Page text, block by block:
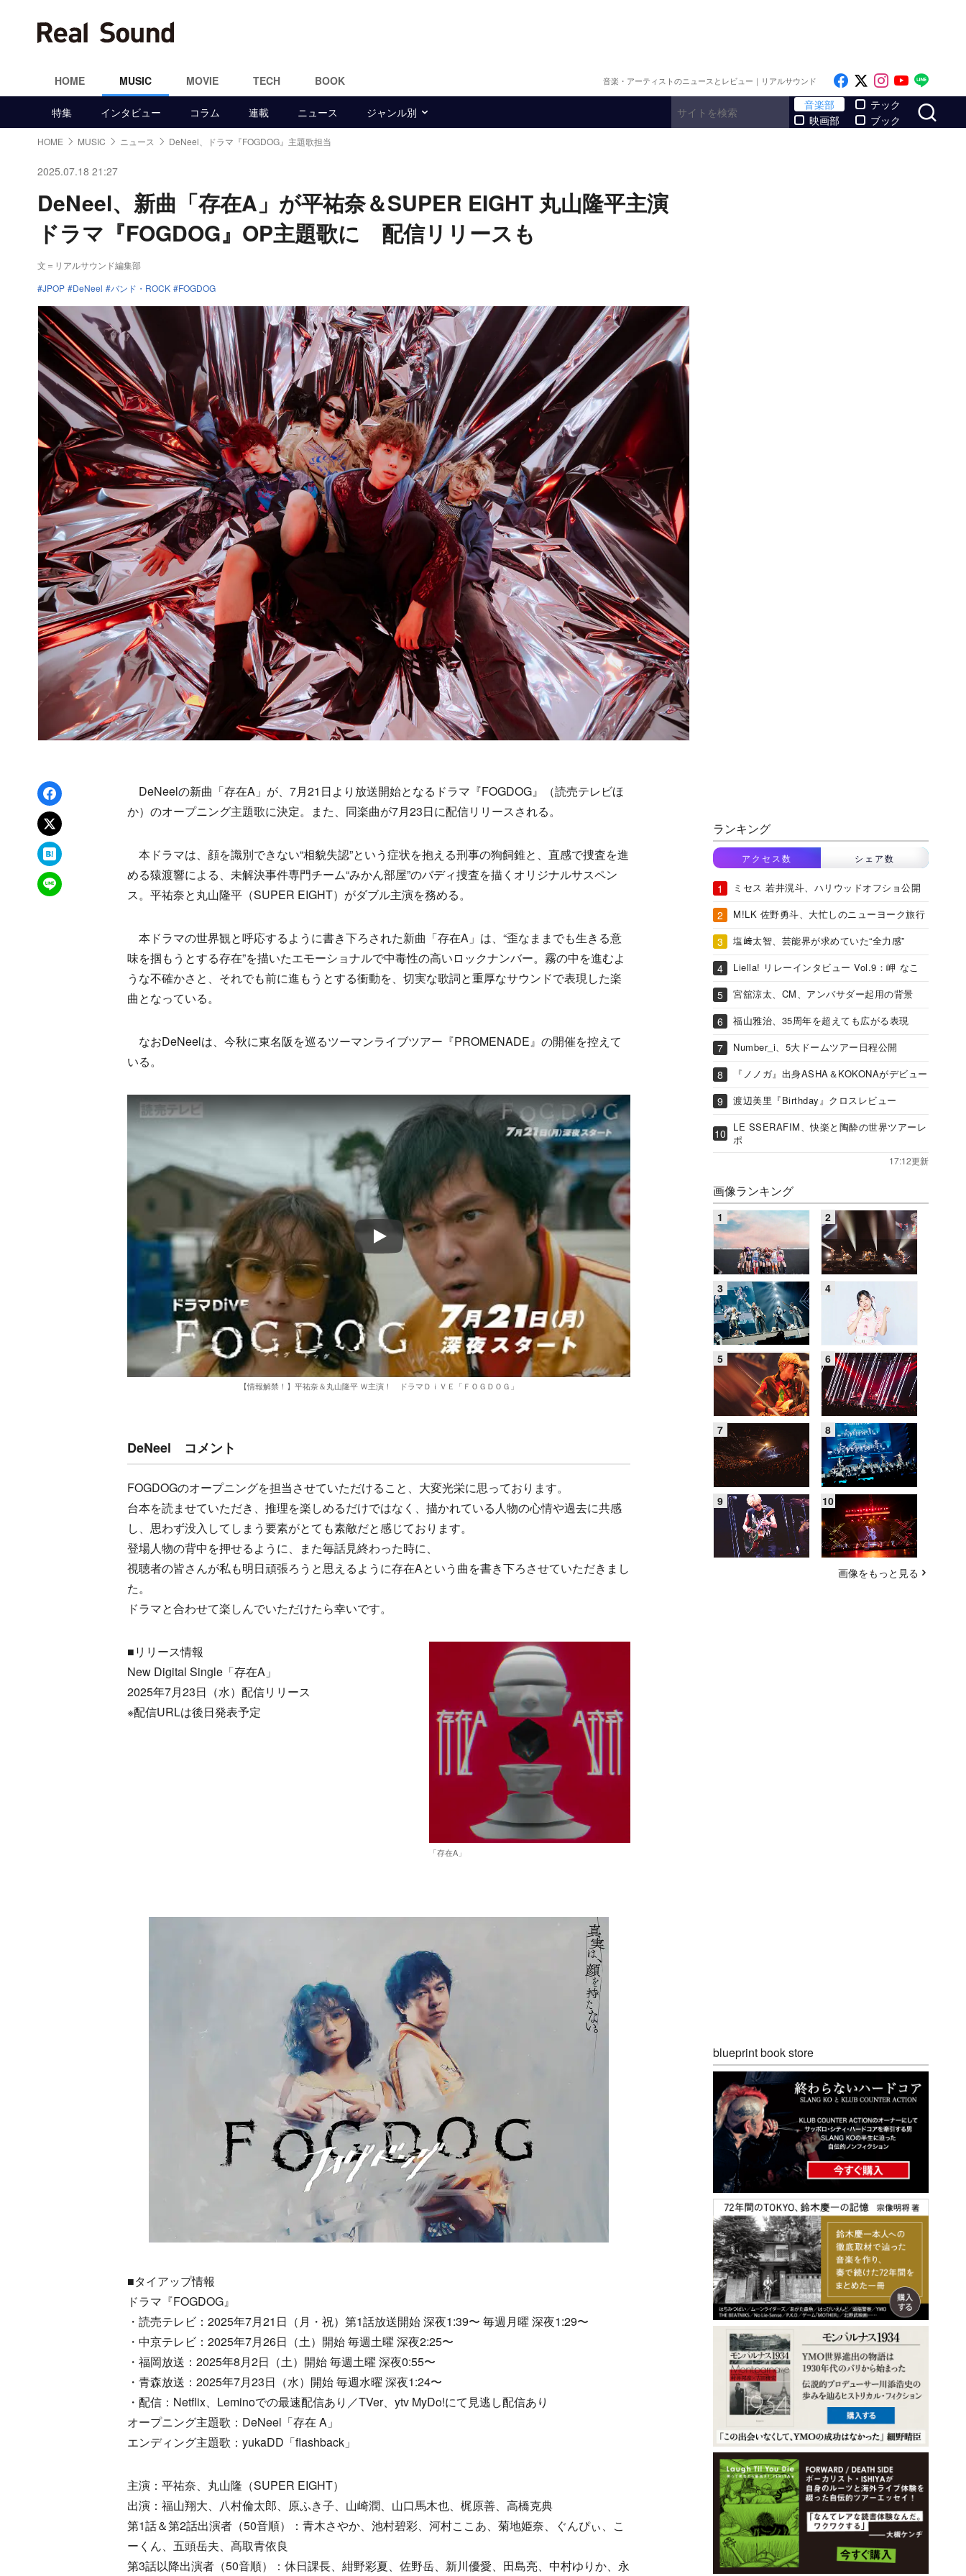
HOME MUSIC MOVIE TECH BOOK 音楽・アーティストのニュースとレビュー｜リアルサウンド Like on Facebook
Follow on x
Follow on
Follow
特集 インタビュー コラム 連載 ニュース ジャンル別
音楽部
映画部
テック
ブック
HOME MUSIC ニュース DeNeel、ドラマ『FOGDOG』主題歌担当
2025.07.18 21:27
DeNeel、新曲「存在A」が平祐奈＆SUPER EIGHT 丸山隆平主演
ドラマ『FOGDOG』OP主題歌に 配信リリースも
文＝リアルサウンド編集部
JPOP
DeNeel バンド・ROCK FOGDOG
Facebookでシェア
xでポスト
はてなブックマーク
LINEで送る
DeNeelの新曲「存在A」が、7月21日より放送開始となるドラマ『FOGDOG』（読売テレビほ
か）のオープニング主題歌に決定。また、同楽曲が7月23日に配信リリースされる。
本ドラマは、顔を識別できない“相貌失認”という症状を抱える刑事の狗飼錐と、直感で捜査を進
める猿渡響による、未解決事件専門チーム“みかん部屋”のバディ捜査を描くオリジナルサスペン
ス。平祐奈と丸山隆平（SUPER EIGHT）がダブル主演を務める。
本ドラマの世界観と呼応するように書き下ろされた新曲「存在A」は、“歪なままでも生きる意
味を掴もうとする存在”を描いたエモーショナルで中毒性の高いロックナンバー。霧の中を進むよ
うな不確かさと、それでも前に進もうとする衝動を、切実な歌詞と重厚なサウンドで表現した楽
曲となっている。
なおDeNeelは、今秋に東名阪を巡るツーマンライブツアー『PROMENADE』の開催を控えて
いる。
【情報解禁！】平祐奈＆丸山隆平 Ｗ主演！ ドラマＤｉＶＥ「ＦＯＧＤＯＧ」
DeNeel コメント
FOGDOGのオープニングを担当させていただけること、大変光栄に思っております。
台本を読ませていただき、推理を楽しめるだけではなく、描かれている人物の心情や過去に共感
し、思わず没入してしまう要素がとても素敵だと感じております。
登場人物の背中を押せるように、また毎話見終わった時に、
視聴者の皆さんが私も明日頑張ろうと思えるように存在Aという曲を書き下ろさせていただきまし
た。
ドラマと合わせて楽しんでいただけたら幸いです。
「存在A」
■リリース情報
New Digital Single「存在A」
2025年7月23日（水）配信リリース
※配信URLは後日発表予定
■タイアップ情報
ドラマ『FOGDOG』
・読売テレビ：2025年7月21日（月・祝）第1話放送開始 深夜1:39〜 毎週月曜 深夜1:29〜
・中京テレビ：2025年7月26日（土）開始 毎週土曜 深夜2:25〜
・福岡放送：2025年8月2日（土）開始 毎週土曜 深夜0:55〜
・青森放送：2025年7月23日（水）開始 毎週水曜 深夜1:24〜
・配信：Netflix、Leminoでの最速配信あり／TVer、ytv MyDo!にて見逃し配信あり
オープニング主題歌：DeNeel「存在 A」
エンディング主題歌：yukaDD「flashback」
主演：平祐奈、丸山隆（SUPER EIGHT）
出演：福山翔大、八村倫太郎、原ふき子、山崎潤、山口馬木也、梶原善、高橋克典
第1話＆第2話出演者（50音順）：青木さやか、池村碧彩、河村ここあ、菊地姫奈、ぐんぴぃ、こ
ーくん、五頭岳夫、髙取青依良
第3話以降出演者（50音順）：休日課長、紺野彩夏、佐野岳、新川優愛、田島亮、中村ゆりか、永
ランキング
アクセス数 シェア数
ミセス 若井滉斗、ハリウッドオフショ公開
M!LK 佐野勇斗、大忙しのニューヨーク旅行
塩﨑太智、芸能界が求めていた“全力感”
Liella! リレーインタビュー Vol.9：岬 なこ
宮舘涼太、CM、アンバサダー起用の背景
福山雅治、35周年を超えても広がる表現
Number_i、5大ドームツアー日程公開
『ノノガ』出身ASHA＆KOKONAがデビュー
渡辺美里『Birthday』クロスレビュー
LE SSERAFIM、快楽と陶酔の世界ツアーレ
ポ
17:12更新
画像ランキング
画像をもっと見る
blueprint book store